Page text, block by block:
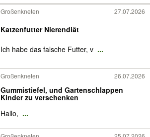
Großenkneten 27.07.2026
Katzenfutter Nierendiät
Ich habe das falsche Futter, v ...
Großenkneten 26.07.2026
Gummistiefel, und Gartenschlappen
Kinder zu verschenken
Hallo, ...